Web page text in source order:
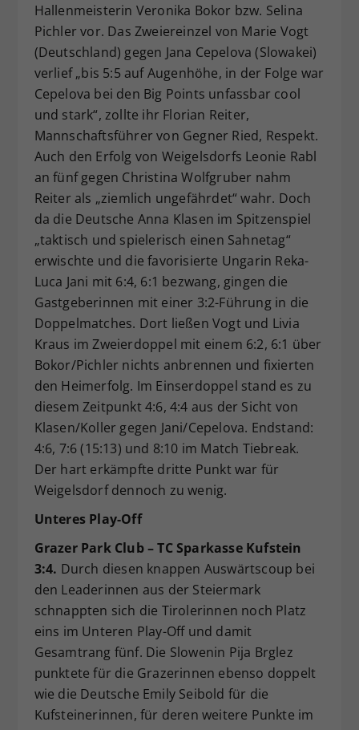
Hallenmeisterin Veronika Bokor bzw. Selina
Pichler vor. Das Zweiereinzel von Marie Vogt
(Deutschland) gegen Jana Cepelova (Slowakei)
verlief „bis 5:5 auf Augenhöhe, in der Folge war
Cepelova bei den Big Points unfassbar cool
und stark“, zollte ihr Florian Reiter,
Mannschaftsführer von Gegner Ried, Respekt.
Auch den Erfolg von Weigelsdorfs Leonie Rabl
an fünf gegen Christina Wolfgruber nahm
Reiter als „ziemlich ungefährdet“ wahr. Doch
da die Deutsche Anna Klasen im Spitzenspiel
„taktisch und spielerisch einen Sahnetag“
erwischte und die favorisierte Ungarin Reka-
Luca Jani mit 6:4, 6:1 bezwang, gingen die
Gastgeberinnen mit einer 3:2-Führung in die
Doppelmatches. Dort ließen Vogt und Livia
Kraus im Zweierdoppel mit einem 6:2, 6:1 über
Bokor/Pichler nichts anbrennen und fixierten
den Heimerfolg. Im Einserdoppel stand es zu
diesem Zeitpunkt 4:6, 4:4 aus der Sicht von
Klasen/Koller gegen Jani/Cepelova. Endstand:
4:6, 7:6 (15:13) und 8:10 im Match Tiebreak.
Der hart erkämpfte dritte Punkt war für
Weigelsdorf dennoch zu wenig.
Unteres Play-Off
Grazer Park Club – TC Sparkasse Kufstein
3:4. Durch diesen knappen Auswärtscoup bei
den Leaderinnen aus der Steiermark
schnappten sich die Tirolerinnen noch Platz
eins im Unteren Play-Off und damit
Gesamtrang fünf. Die Slowenin Pija Brglez
punktete für die Grazerinnen ebenso doppelt
wie die Deutsche Emily Seibold für die
Kufsteinerinnen, für deren weitere Punkte im